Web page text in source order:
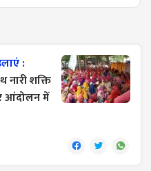
:
नारी शक्ति
आंदोलन में